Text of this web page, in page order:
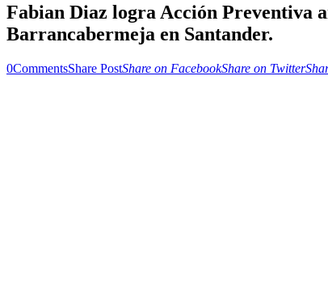
Fabian Diaz logra Acción Preventiva
Barrancabermeja en Santander.
0CommentsShare PostShare on FacebookShare on Twitter